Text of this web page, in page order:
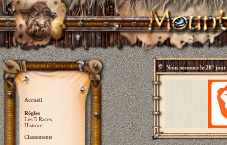
Accueil
Règles
Les 5 Races
Histoire
Classements
Nous sommes le28° jour